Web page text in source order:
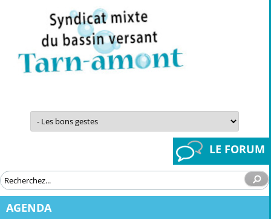
Aller
contenu
LE FORUM
AGENDA